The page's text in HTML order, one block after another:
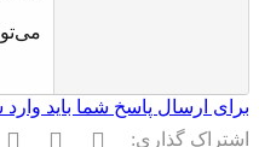
برای ارسال پاسخ شما باید
اشتراک گذاری:
فیسبوکتویتر